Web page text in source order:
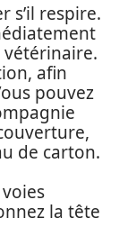
s’il respire.
afin
pouvez
de carton.
la tête